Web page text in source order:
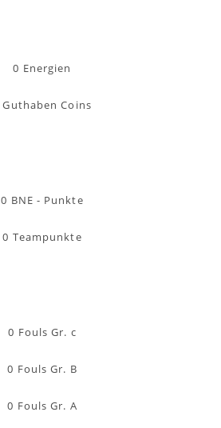
0 Energien
Guthaben Coins
0 BNE - Punkte
0 Teampunkte
0 Fouls Gr. c
0 Fouls Gr. B
0 Fouls Gr. A